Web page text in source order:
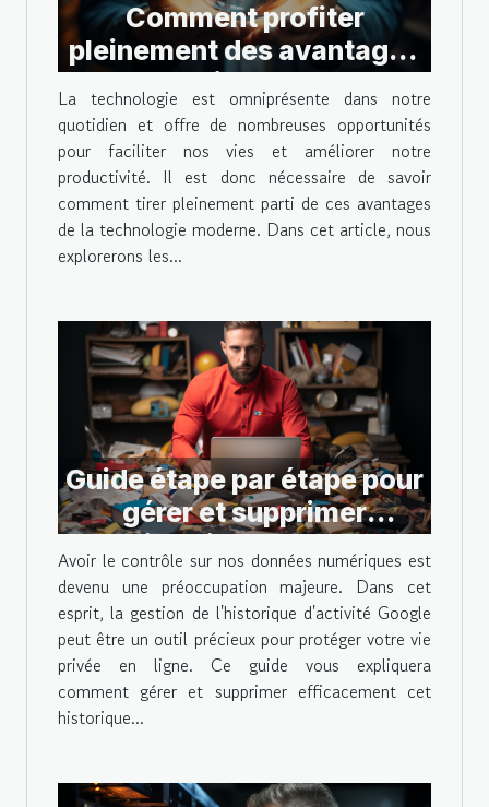
Comment profiter
pleinement des avantages
technologiques actuels ?
La technologie est omniprésente dans notre
quotidien et offre de nombreuses opportunités
pour faciliter nos vies et améliorer notre
productivité. Il est donc nécessaire de savoir
comment tirer pleinement parti de ces avantages
de la technologie moderne. Dans cet article, nous
explorerons les...
Guide étape par étape pour
gérer et supprimer
l'historique de votre
activité Google
Avoir le contrôle sur nos données numériques est
devenu une préoccupation majeure. Dans cet
esprit, la gestion de l'historique d'activité Google
peut être un outil précieux pour protéger votre vie
privée en ligne. Ce guide vous expliquera
comment gérer et supprimer efficacement cet
historique...